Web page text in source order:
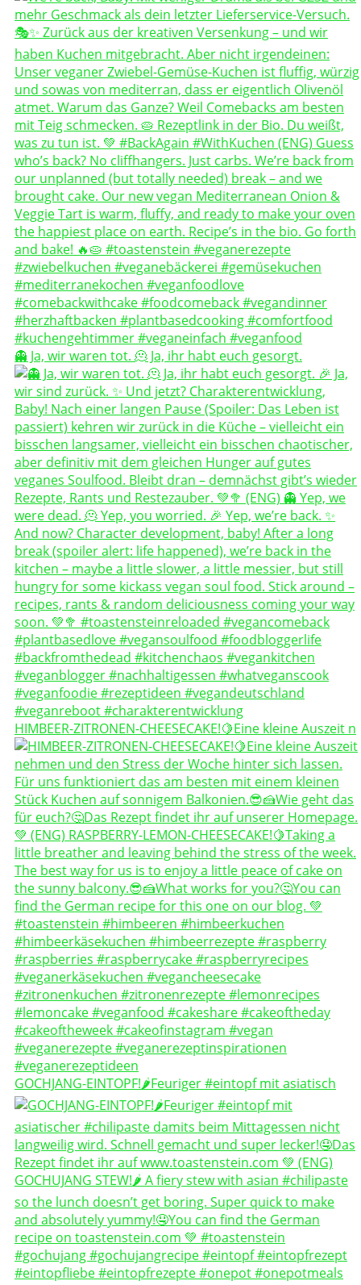
👻 Ja, wir waren tot. 🫠 Ja, ihr habt euch gesorgt.
HIMBEER-ZITRONEN-CHEESECAKE!🍋Eine kleine Auszeit n
GOCHJANG-EINTOPF!🌶️Feuriger #eintopf mit asiatisch